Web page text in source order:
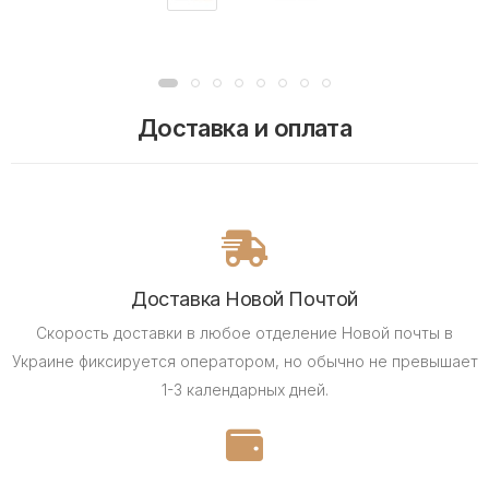
Доставка и оплата
Доставка Новой Почтой
Скорость доставки в любое отделение Новой почты в
Украине фиксируется оператором, но обычно не превышает
1-3 календарных дней.